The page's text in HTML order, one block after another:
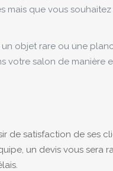
mais que vous
objet rare ou une
votre salon de manière
de satisfaction de ses
un devis vous sera